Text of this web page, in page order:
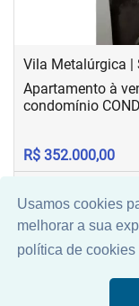
Usamos cookies
melhorar a sua
política de cookies
Vila Metalúrgica |
Apartamento à
condomínio
R$ 352.000,00
Área principal